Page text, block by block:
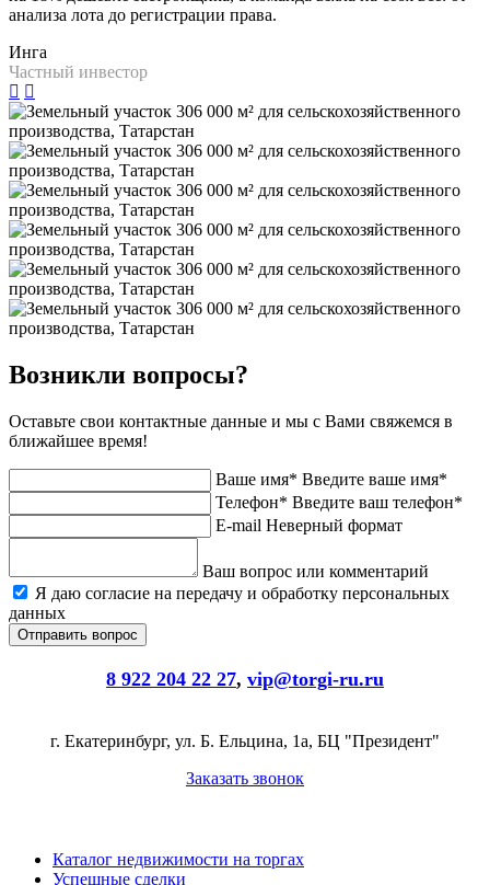
анализа лота до регистрации права.
Инга
Частный инвестор
Возникли вопросы?
Оставьте свои контактные данные и мы с Вами свяжемся в
ближайшее время!
Ваше имя* Введите ваше имя*
Телефон* Введите ваш телефон*
E-mail Неверный формат
Ваш вопрос или комментарий
Я даю согласие на передачу и обработку персональных
данных
8 922 204 22 27, vip@torgi-ru.ru
г. Екатеринбург, ул. Б. Ельцина, 1а, БЦ "Президент"
Заказать звонок
Каталог недвижимости на торгах
Успешные сделки